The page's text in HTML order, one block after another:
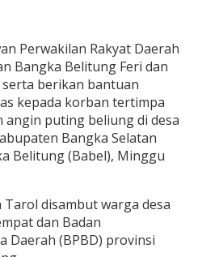
Perwakilan Rakyat Daerah
Bangka Belitung Feri dan
berikan bantuan
kepada korban tertimpa
puting beliung di desa
Bangka Selatan
Belitung (Babel), Minggu
Tarol disambut warga desa
dan Badan
Daerah (BPBD) provinsi